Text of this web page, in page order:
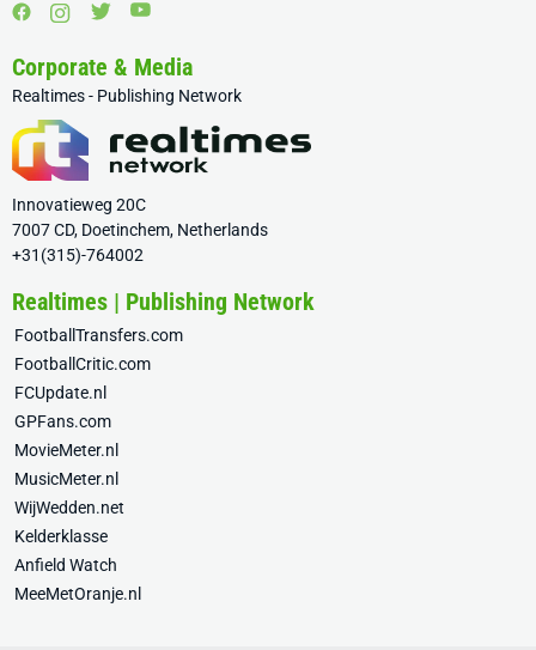
Corporate & Media
Realtimes - Publishing Network
Innovatieweg 20C
7007 CD, Doetinchem, Netherlands
+31(315)-764002
Realtimes | Publishing Network
FootballTransfers.com
FootballCritic.com
FCUpdate.nl
GPFans.com
MovieMeter.nl
MusicMeter.nl
WijWedden.net
Kelderklasse
Anfield Watch
MeeMetOranje.nl